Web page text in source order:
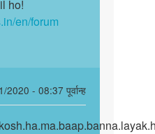
ho!
en/forum
- 08:37 पूर्वान्ह